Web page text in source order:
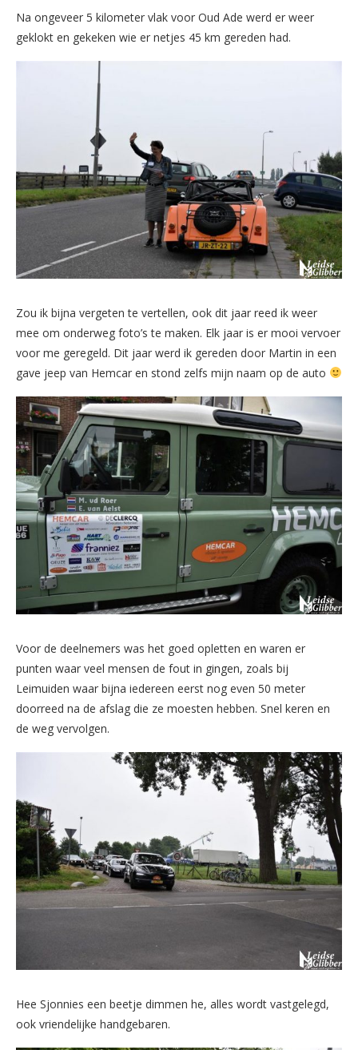
Na ongeveer 5 kilometer vlak voor Oud Ade werd er weer
geklokt en gekeken wie er netjes 45 km gereden had.
Zou ik bijna vergeten te vertellen, ook dit jaar reed ik weer
mee om onderweg foto’s te maken. Elk jaar is er mooi vervoer
voor me geregeld. Dit jaar werd ik gereden door Martin in een
gave jeep van Hemcar en stond zelfs mijn naam op de auto
Voor de deelnemers was het goed opletten en waren er
punten waar veel mensen de fout in gingen, zoals bij
Leimuiden waar bijna iedereen eerst nog even 50 meter
doorreed na de afslag die ze moesten hebben. Snel keren en
de weg vervolgen.
Hee Sjonnies een beetje dimmen he, alles wordt vastgelegd,
ook vriendelijke handgebaren.